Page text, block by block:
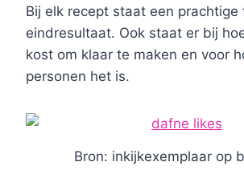
Bij elk recept staat een
eindresultaat. Ook staat er bij
kost om klaar te maken en voor
personen het is.
Bron: inkijkexemplaar op